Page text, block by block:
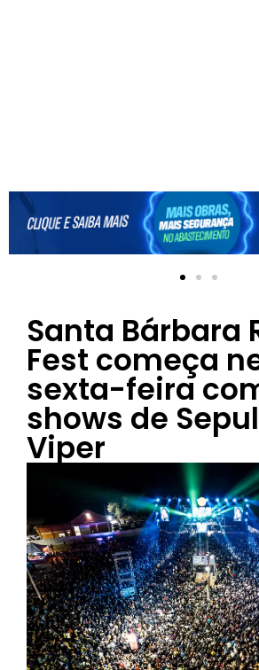
Santa Bárbara
Fest começa
sexta-feira
shows de
Viper